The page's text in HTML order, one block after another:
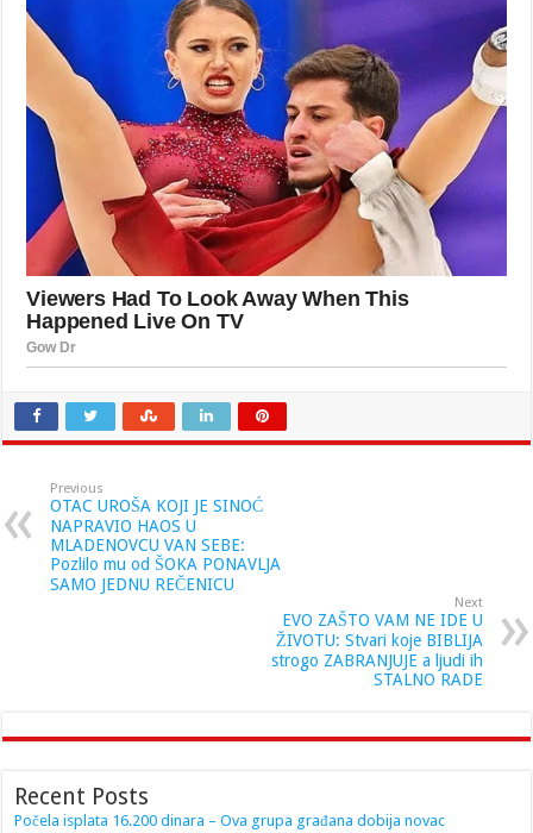
Previous
OTAC UROŠA KOJI JE SINOĆ
NAPRAVIO HAOS U
MLADENOVCU VAN SEBE:
Pozlilo mu od ŠOKA PONAVLJA
SAMO JEDNU REČENICU
Next
EVO ZAŠTO VAM NE IDE U
ŽIVOTU: Stvari koje BIBLIJA
strogo ZABRANJUJE a ljudi ih
STALNO RADE
Recent Posts
Počela isplata 16.200 dinara – Ova grupa građana dobija novac